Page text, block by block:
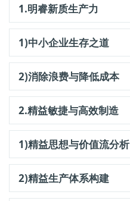
1.明睿新质生产力
1)中小企业生存之道
2)消除浪费与降低成本
2.精益敏捷与高效制造
1)精益思想与价值流分析
2)精益生产体系构建